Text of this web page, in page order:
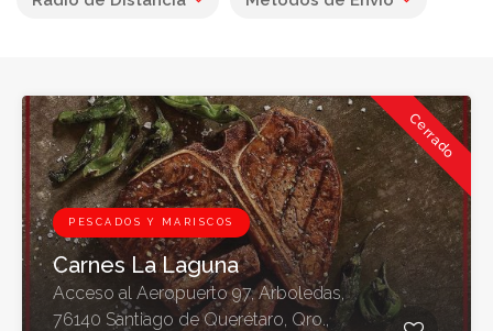
Cerrado
PESCADOS Y MARISCOS
Carnes La Laguna
Acceso al Aeropuerto 97, Arboledas,
76140 Santiago de Querétaro, Qro.,